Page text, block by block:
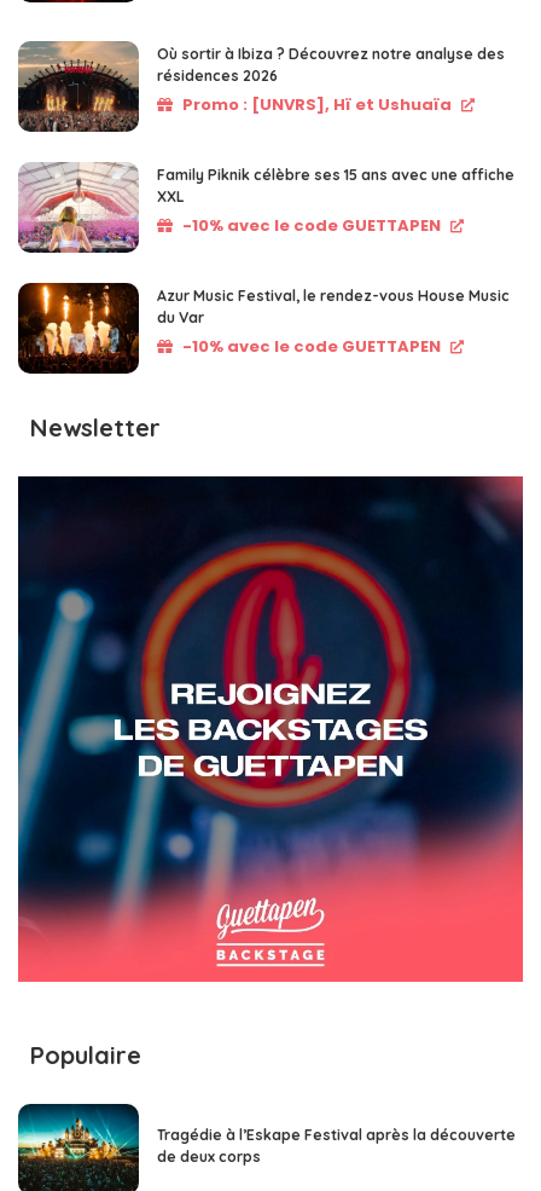
Où sortir à Ibiza ? Découvrez notre analyse des
résidences 2026
Promo : [UNVRS], Hï et Ushuaïa
Family Piknik célèbre ses 15 ans avec une affiche
XXL
-10% avec le code GUETTAPEN
Azur Music Festival, le rendez-vous House Music
du Var
-10% avec le code GUETTAPEN
Newsletter
Populaire
Tragédie à l’Eskape Festival après la découverte
de deux corps